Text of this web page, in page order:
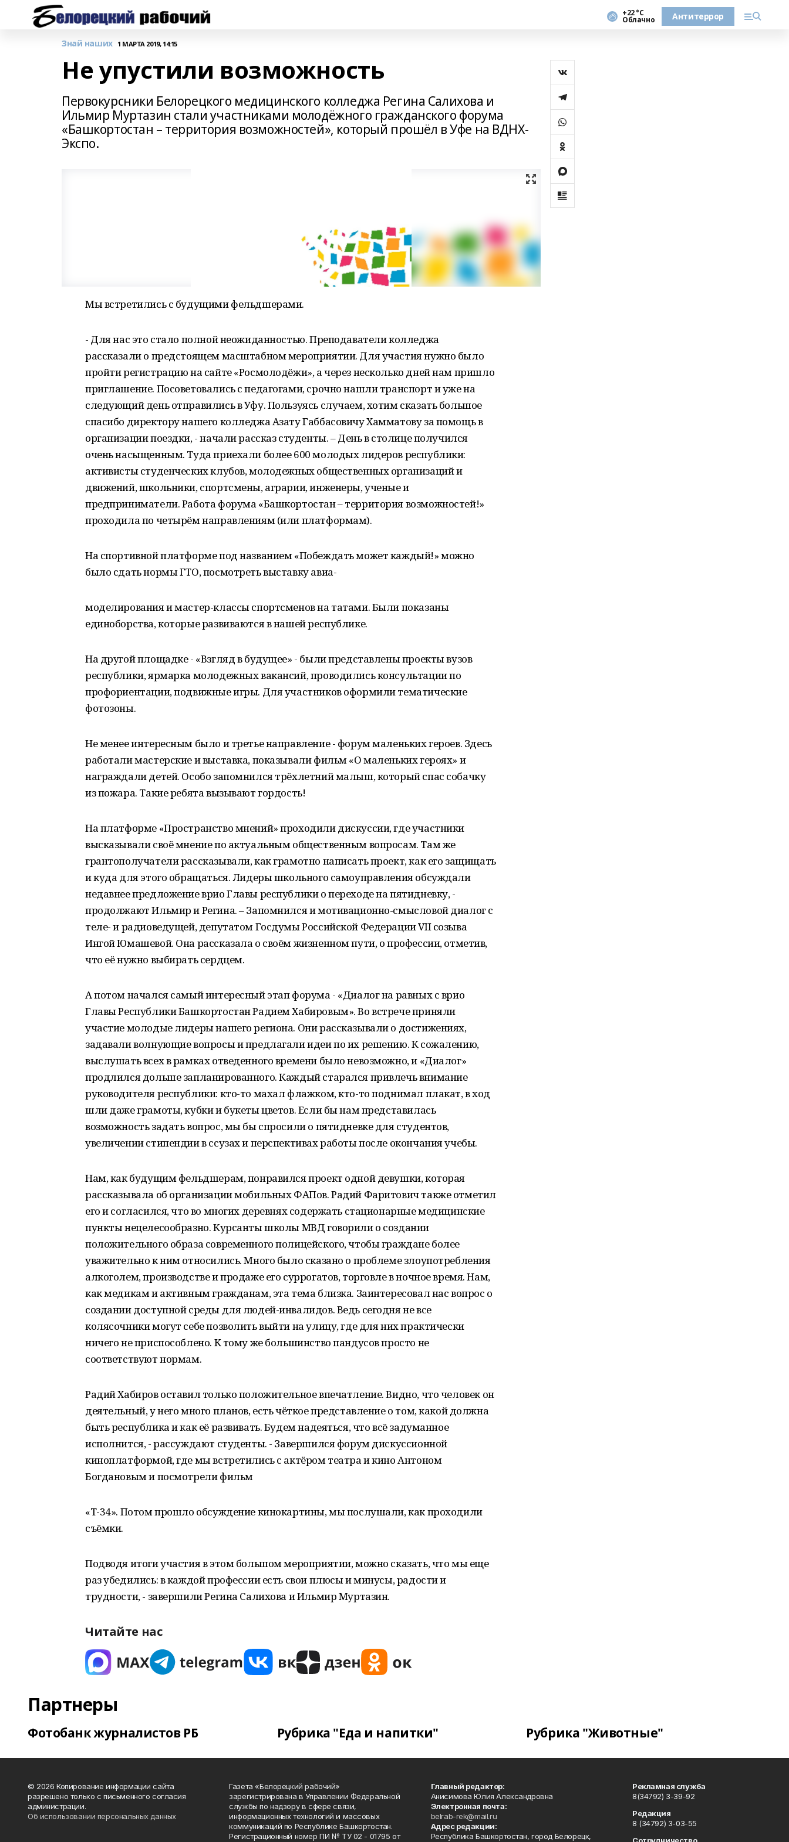
+22 °С
Облачно Антитеррор
Знай наших 1 МАРТА 2019, 14:15
Не упустили возможность
Первокурсники Белорецкого медицинского колледжа Регина Салихова и
Ильмир Муртазин стали участниками молодёжного гражданского форума
«Башкортостан – территория возможностей», который прошёл в Уфе на ВДНХ-
Экспо.
Мы встретились с будущими фельдшерами.
- Для нас это стало полной неожиданностью. Преподаватели колледжа
рассказали о предстоящем масштабном мероприятии. Для участия нужно было
пройти регистрацию на сайте «Росмолодёжи», а через несколько дней нам пришло
приглашение. Посоветовались с педагогами, срочно нашли транспорт и уже на
следующий день отправились в Уфу. Пользуясь случаем, хотим сказать большое
спасибо директору нашего колледжа Азату Габбасовичу Хамматову за помощь в
организации поездки, - начали рассказ студенты. – День в столице получился
очень насыщенным. Туда приехали более 600 молодых лидеров республики:
активисты студенческих клубов, молодежных общественных организаций и
движений, школьники, спортсмены, аграрии, инженеры, ученые и
предприниматели. Работа форума «Башкортостан – территория возможностей!»
проходила по четырём направлениям (или платформам).
На спортивной платформе под названием «Побеждать может каждый!» можно
было сдать нормы ГТО, посмотреть выставку авиа-
моделирования и мастер-классы спортсменов на татами. Были показаны
единоборства, которые развиваются в нашей республике.
На другой площадке - «Взгляд в будущее» - были представлены проекты вузов
республики, ярмарка молодежных вакансий, проводились консультации по
профориентации, подвижные игры. Для участников оформили тематические
фотозоны.
Не менее интересным было и третье направление - форум маленьких героев. Здесь
работали мастерские и выставка, показывали фильм «О маленьких героях» и
награждали детей. Особо запомнился трёхлетний малыш, который спас собачку
из пожара. Такие ребята вызывают гордость!
На платформе «Пространство мнений» проходили дискуссии, где участники
высказывали своё мнение по актуальным общественным вопросам. Там же
грантополучатели рассказывали, как грамотно написать проект, как его защищать
и куда для этого обращаться. Лидеры школьного самоуправления обсуждали
недавнее предложение врио Главы республики о переходе на пятидневку, -
продолжают Ильмир и Регина. – Запомнился и мотивационно-смысловой диалог с
теле- и радиоведущей, депутатом Госдумы Российской Федерации VII созыва
Ингой Юмашевой. Она рассказала о своём жизненном пути, о профессии, отметив,
что её нужно выбирать сердцем.
А потом начался самый интересный этап форума - «Диалог на равных с врио
Главы Республики Башкортостан Радием Хабировым». Во встрече приняли
участие молодые лидеры нашего региона. Они рассказывали о достижениях,
задавали волнующие вопросы и предлагали идеи по их решению. К сожалению,
выслушать всех в рамках отведенного времени было невозможно, и «Диалог»
продлился дольше запланированного. Каждый старался привлечь внимание
руководителя республики: кто-то махал флажком, кто-то поднимал плакат, в ход
шли даже грамоты, кубки и букеты цветов. Если бы нам представилась
возможность задать вопрос, мы бы спросили о пятидневке для студентов,
увеличении стипендии в ссузах и перспективах работы после окончания учебы.
Нам, как будущим фельдшерам, понравился проект одной девушки, которая
рассказывала об организации мобильных ФАПов. Радий Фаритович также отметил
его и согласился, что во многих деревнях содержать стационарные медицинские
пункты нецелесообразно. Курсанты школы МВД говорили о создании
положительного образа современного полицейского, чтобы граждане более
уважительно к ним относились. Много было сказано о проблеме злоупотребления
алкоголем, производстве и продаже его суррогатов, торговле в ночное время. Нам,
как медикам и активным гражданам, эта тема близка. Заинтересовал нас вопрос о
создании доступной среды для людей-инвалидов. Ведь сегодня не все
колясочники могут себе позволить выйти на улицу, где для них практически
ничего не приспособлено. К тому же большинство пандусов просто не
соответствуют нормам.
Радий Хабиров оставил только положительное впечатление. Видно, что человек он
деятельный, у него много планов, есть чёткое представление о том, какой должна
быть республика и как её развивать. Будем надеяться, что всё задуманное
исполнится, - рассуждают студенты. - Завершился форум дискуссионной
киноплатформой, где мы встретились с актёром театра и кино Антоном
Богдановым и посмотрели фильм
«Т-34». Потом прошло обсуждение кинокартины, мы послушали, как проходили
съёмки.
Подводя итоги участия в этом большом мероприятии, можно сказать, что мы еще
раз убедились: в каждой профессии есть свои плюсы и минусы, радости и
трудности, - завершили Регина Салихова и Ильмир Муртазин.
Читайте нас
Партнеры
Фотобанк журналистов РБ Рубрика "Еда и напитки" Рубрика "Животные"
© 2026 Копирование информации сайта
разрешено только с письменного согласия
администрации.
Об использовании персональных данных
Газета «Белорецкий рабочий»
зарегистрирована в Управлении Федеральной
службы по надзору в сфере связи,
информационных технологий и массовых
коммуникаций по Республике Башкортостан.
Регистрационный номер ПИ № ТУ 02 - 01795 от
Главный редактор:
Анисимова Юлия Александровна
Электронная почта:
belrab-rek@mail.ru
Адрес редакции:
Республика Башкортостан, город Белорецк,
Рекламная служба
8(34792) 3-39-92
Редакция
8 (34792) 3-03-55